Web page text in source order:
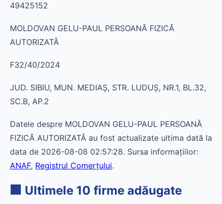
49425152
MOLDOVAN GELU-PAUL PERSOANĂ FIZICĂ
AUTORIZATĂ
F32/40/2024
JUD. SIBIU, MUN. MEDIAŞ, STR. LUDUŞ, NR.1, BL.32,
SC.B, AP.2
Datele despre MOLDOVAN GELU-PAUL PERSOANĂ
FIZICĂ AUTORIZATĂ au fost actualizate ultima dată la
data de 2026-08-08 02:57:28. Sursa informațiilor:
ANAF, Registrul Comerțului.
🏢 Ultimele 10 firme adăugate